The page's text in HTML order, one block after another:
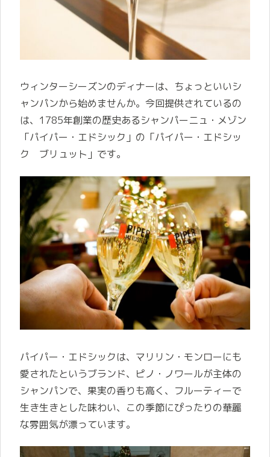
ウィンターシーズンのディナーは、ちょっといいシ
ャンパンから始めませんか。今回提供されているの
は、1785年創業の歴史あるシャンパーニュ・メゾン
「パイパー・エドシック」の「パイパー・エドシッ
ク ブリュット」です。
パイパー・エドシックは、マリリン・モンローにも
愛されたというブランド、ピノ・ノワールが主体の
シャンパンで、果実の香りも高く、フルーティーで
生き生きとした味わい、この季節にぴったりの華麗
な雰囲気が漂っています。